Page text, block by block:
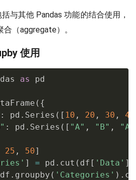
与其他 Pandas 功能的结合使用，
（aggregate）。
使用
as pd
( {
: pd . Series ( [ 10 , 20 , 30 , 40
: pd . Series ( [ "A" , "B" , "A"
25 , 50]
] = pd . cut ( df [ 'Data' ]
df . groupby ( 'Categories' ) .